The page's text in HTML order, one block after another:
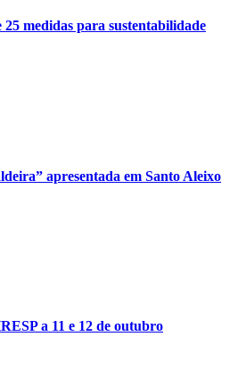
medidas para sustentabilidade
apresentada em Santo Aleixo
a 11 e 12 de outubro